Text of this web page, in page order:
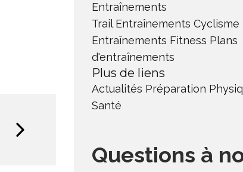
Entraînements
Trail Entraînements Cyclisme
Entraînements Fitness Plans
d'entraînements
Plus de liens
Actualités Préparation
Santé
Questions à